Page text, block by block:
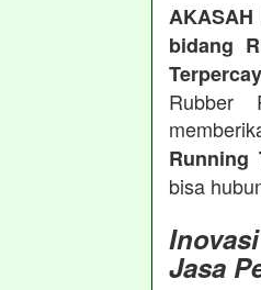
AKASAH
bidang
Rubber
Running
bisa
Jasa